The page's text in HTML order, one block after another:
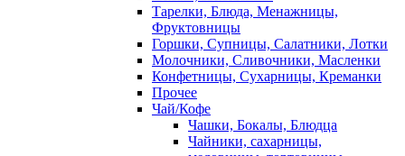
Тарелки, Блюда, Менажницы,
Фруктовницы
Горшки, Супницы, Салатники, Лотки
Молочники, Сливочники, Масленки
Конфетницы, Сухарницы, Креманки
Прочее
Чай/Кофе
Чашки, Бокалы, Блюдца
Чайники, сахарницы,